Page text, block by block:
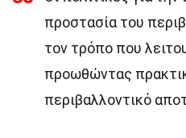
προστασία του
τον τρόπο που
προωθώντας
περιβαλλοντικό